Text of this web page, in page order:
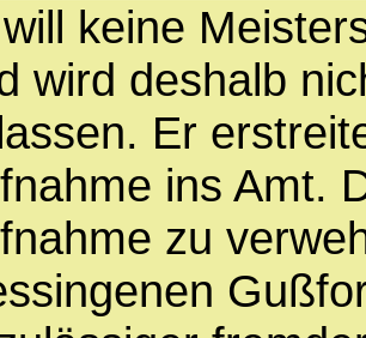
keine
wird deshalb
Er
ins Amt.
zu